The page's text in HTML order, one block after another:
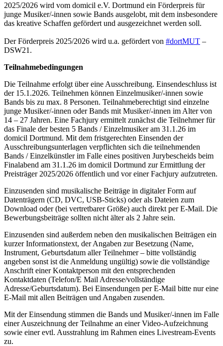
2025/2026 wird vom domicil e.V. Dortmund ein Förderpreis für
junge Musiker/-innen sowie Bands ausgelobt, mit dem insbesondere
das kreative Schaffen gefördert und ausgezeichnet werden soll.
Der Förderpreis 2025/2026 wird u.a. gefördert von #dortMUT –
DSW21.
Teilnahmebedingungen
Die Teilnahme erfolgt über eine Ausschreibung. Einsendeschluss ist
der 15.1.2026. Teilnehmen können Einzelmusiker/-innen sowie
Bands bis zu max. 8 Personen. Teilnahmeberechtigt sind einzelne
junge Musiker/-innen oder Bands mit Musiker/-innen im Alter von
14 – 27 Jahren. Eine Fachjury ermittelt zunächst die Teilnehmer für
das Finale der besten 5 Bands / Einzelmusiker am 31.1.26 im
domicil Dortmund. Mit dem fristgerechten Einsenden der
Ausschreibungsunterlagen verpflichten sich die teilnehmenden
Bands / Einzelkünstler im Falle eines positiven Jurybescheids beim
Finalabend am 31.1.26 im domicil Dortmund zur Ermittlung der
Preisträger 2025/2026 öffentlich und vor einer Fachjury aufzutreten.
Einzusenden sind musikalische Beiträge in digitaler Form auf
Datenträgern (CD, DVC, USB-Sticks) oder als Dateien zum
Download oder (bei vertretbarer Größe) auch direkt per E-Mail. Die
Bewerbungsbeiträge sollten nicht älter als 2 Jahre sein.
Einzusenden sind außerdem neben den musikalischen Beiträgen ein
kurzer Informationstext, der Angaben zur Besetzung (Name,
Instrument, Geburtsdatum aller Teilnehmer – bitte vollständig
angeben sonst ist die Anmeldung ungültig) sowie die vollständige
Anschrift einer Kontaktperson mit den entsprechenden
Kontaktdaten (Telefon/E Mail Adresse/vollständige
Adresse/Geburtsdatum). Bei Einsendungen per E-Mail bitte nur eine
E-Mail mit allen Beiträgen und Angaben zusenden.
Mit der Einsendung stimmen die Bands und Musiker/-innen im Falle
einer Auszeichnung der Teilnahme an einer Video-Aufzeichnung
sowie einer evtl. Ausstrahlung im Rahmen eines Livestream-Events
zu.